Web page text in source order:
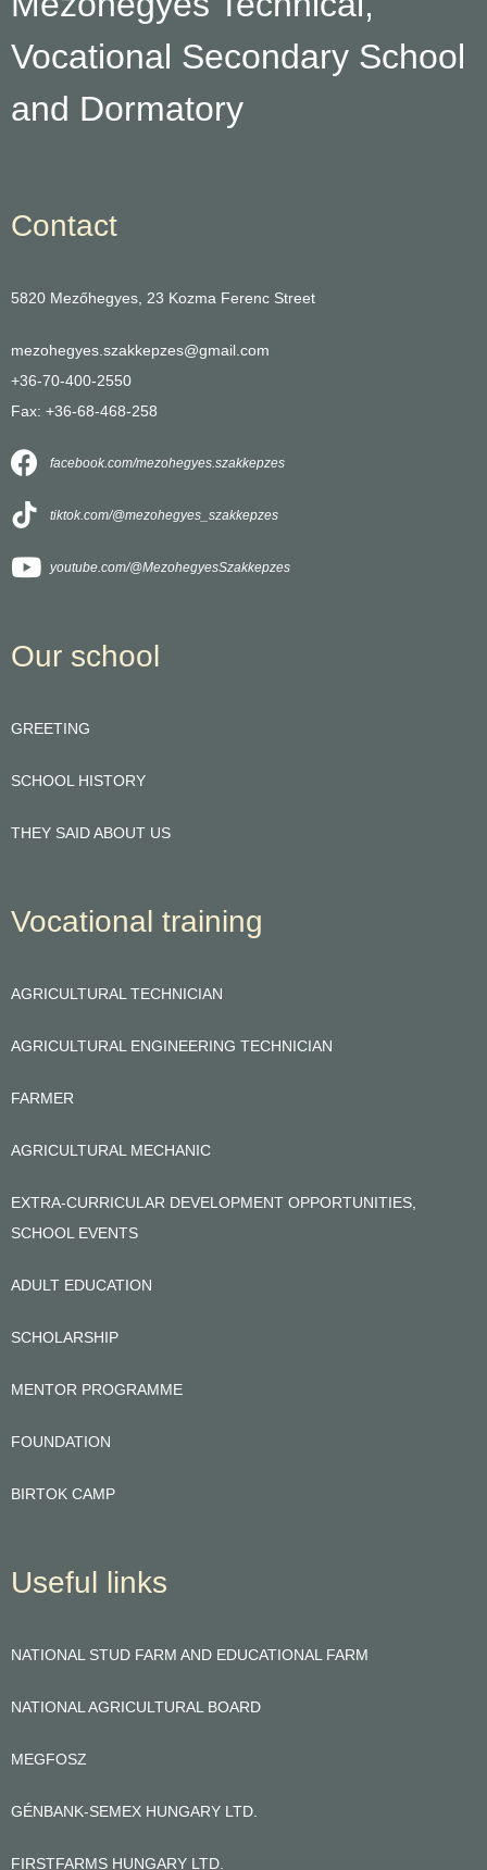
Vocational Secondary School
and Dormatory
Contact
5820 Mezőhegyes, 23 Kozma Ferenc Street
mezohegyes.szakkepzes@gmail.com
+36-70-400-2550
Fax: +36-68-468-258
facebook.com/mezohegyes.szakkepzes
tiktok.com/@mezohegyes_szakkepzes
youtube.com/@MezohegyesSzakkepzes
Our school
GREETING
SCHOOL HISTORY
THEY SAID ABOUT US
Vocational training
AGRICULTURAL TECHNICIAN
AGRICULTURAL ENGINEERING TECHNICIAN
FARMER
AGRICULTURAL MECHANIC
EXTRA-CURRICULAR DEVELOPMENT OPPORTUNITIES,
SCHOOL EVENTS
ADULT EDUCATION
SCHOLARSHIP
MENTOR PROGRAMME
FOUNDATION
BIRTOK CAMP
Useful links
NATIONAL STUD FARM AND EDUCATIONAL FARM
NATIONAL AGRICULTURAL BOARD
MEGFOSZ
GÉNBANK-SEMEX HUNGARY LTD.
FIRSTFARMS HUNGARY LTD.